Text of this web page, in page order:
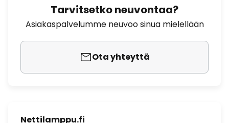
Tarvitsetko neuvontaa?
Asiakaspalvelumme neuvoo sinua mielellään
Ota yhteyttä
Nettilamppu.fi